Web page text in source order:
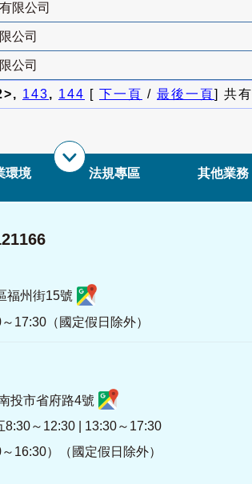
限公司
公司
公司
143, 144 [ 下一頁 / 最後一頁] 共有
環境 法規專區 其他業務
福州街15號
17:30（國定假日除外）
投市省府路4號
～12:30 | 13:30～17:30
16:30）（國定假日除外）